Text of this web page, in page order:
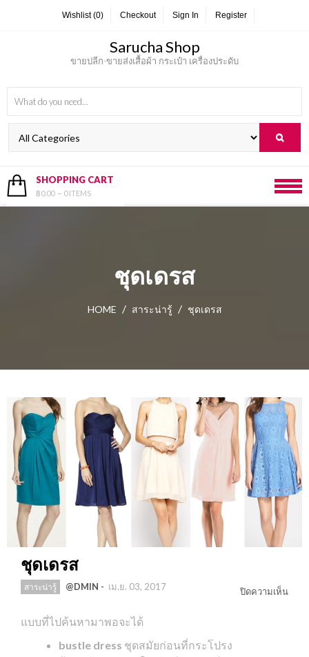
Wishlist (0) Checkout Sign In Register
Sarucha Shop
ขายปลีก-ขายส่งเสื้อผ้า กระเป๋า เครื่องประดับ
SHOPPING CART
฿0.00 0 ITEMS
ชุดเดรส
HOME / สาระน่ารู้ / ชุดเดรส
ชุดเดรส
สาระน่ารู้ @DMIN - เม.ย. 03, 2017 ปิดความเห็นบน
แบบที่ไปค้นหามาพอจะได้
bustle dress ชุดสมัยก่อนที่กระโปรง